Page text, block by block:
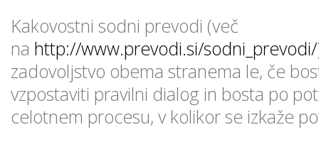
Kakovostni sodni prevodi (več
na http://www.prevodi.si/sodni_prevodi/
zadovoljstvo obema stranema le, če
vzpostaviti pravilni dialog in bosta po
celotnem procesu, v kolikor se izkaže